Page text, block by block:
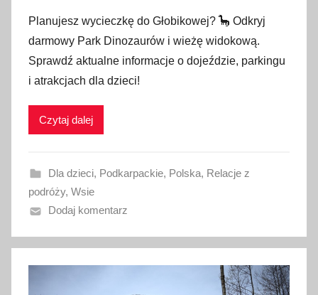
u
b
l
i
w
n
o
5
i
e
Planujesz wycieczkę do Głobikowej? 🦕 Odkryj
darmowy Park Dinozaurów i wieżę widokową.
Sprawdź aktualne informacje o dojeździe, parkingu
i atrakcjach dla dzieci!
Czytaj dalej
Dla dzieci, Podkarpackie, Polska, Relacje z
podróży, Wsie
Dodaj komentarz